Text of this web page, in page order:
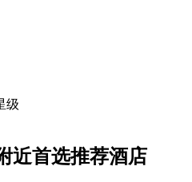
级
近首选推荐酒店